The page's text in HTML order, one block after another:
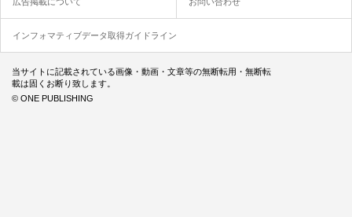
インフォマティブデータ取得ガイドライン
当サイトに記載されている画像・動画・文章等の無断転用・無断転
載は固くお断り致します。
© ONE PUBLISHING